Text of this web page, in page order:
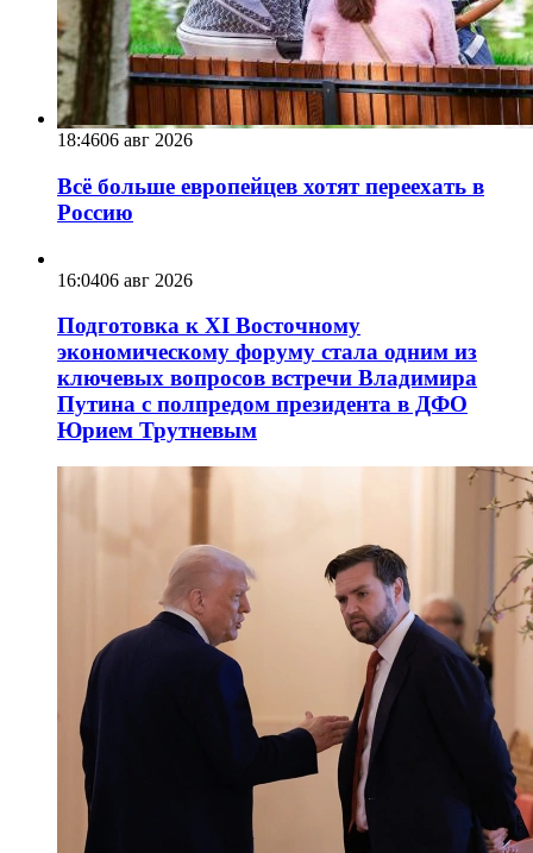
18:4606 авг 2026
Всё больше европейцев хотят переехать в
Россию
16:0406 авг 2026
Подготовка к XI Восточному
экономическому форуму стала одним из
ключевых вопросов встречи Владимира
Путина с полпредом президента в ДФО
Юрием Трутневым